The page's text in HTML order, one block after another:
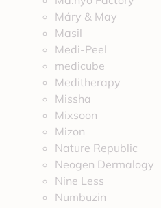
Máry & May
Masil
Medi-Peel
medicube
Meditherapy
Missha
Mixsoon
Mizon
Nature Republic
Neogen Dermalogy
Nine Less
Numbuzin